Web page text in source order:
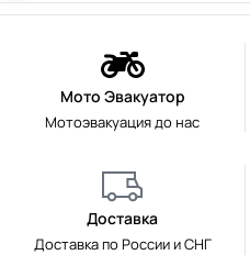
Мото Эвакуатор
Мотоэвакуация до нас
Доставка
Доставка по России и СНГ